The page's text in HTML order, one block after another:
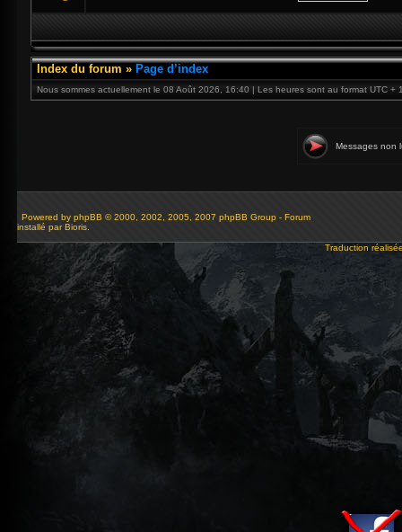
Index du forum » Page d’index
Nous sommes actuellement le 08 Août 2026, 16:40 | Les heures sont au format UTC +
Messages non
Powered by phpBB © 2000, 2002, 2005, 2007 phpBB Group - Forum
installé par Bioris.
Traduction